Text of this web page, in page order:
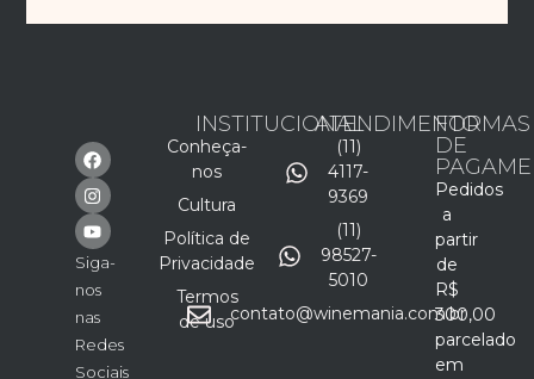
Siga-
nos
nas
Redes
Sociais
INSTITUCIONAL
Conheça-
nos
Cultura
Política de
Privacidade
Termos
de uso
ATENDIMENTO
(11)
4117-
9369
(11)
98527-
5010
contato@winemania.com.br
FORMAS
DE
Pedidos
a
partir
de
R$
300,00
parcelado
em